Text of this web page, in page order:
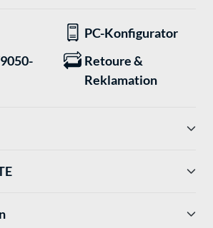
PC-Konfigurator
Retoure &
Reklamation